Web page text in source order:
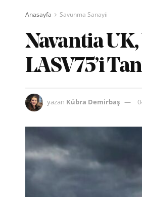
Anasayfa Savunma Sanayii
Navantia
LASV75’i
yazan Kübra Demirbaş